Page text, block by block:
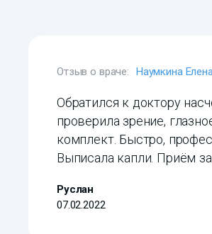
Отзыв о враче: Наумкина
Обратился к доктору
проверила зрение,
комплект. Быстро,
Выписала капли. Приём
Руслан
07.02.2022